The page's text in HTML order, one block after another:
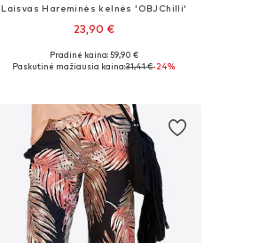
Laisvas Hareminės kelnės 'OBJChilli'
23,90 €
Galimi dydžiai: XS, S, M, L, XL
Pradinė kaina: 59,90 €
Paskutinė mažiausia kaina:31,41 €-24%